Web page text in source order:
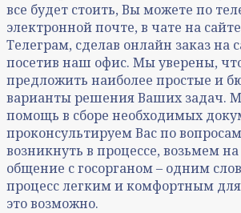
все будет стоить, Вы можете по
электронной почте, в чате на
Телеграм, сделав онлайн заказ на
посетив наш офис. Мы уверены,
предложить наиболее простые и
варианты решения Ваших задач.
помощь в сборе необходимых
проконсультируем Вас по
возникнуть в процессе, возьмем на
общение с госорганом – одним
процесс легким и комфортным для
это возможно.